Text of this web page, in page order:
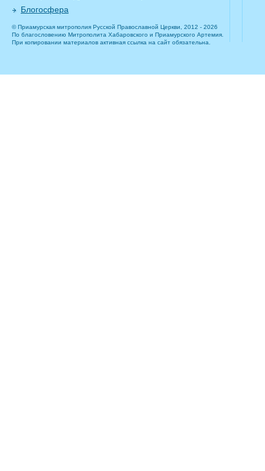
Блогосфера
© Приамурская митрополия Русской Православной Церкви, 2012 - 2026
По благословению Митрополита Хабаровского и Приамурского Артемия.
При копировании материалов активная ссылка на сайт обязательна.